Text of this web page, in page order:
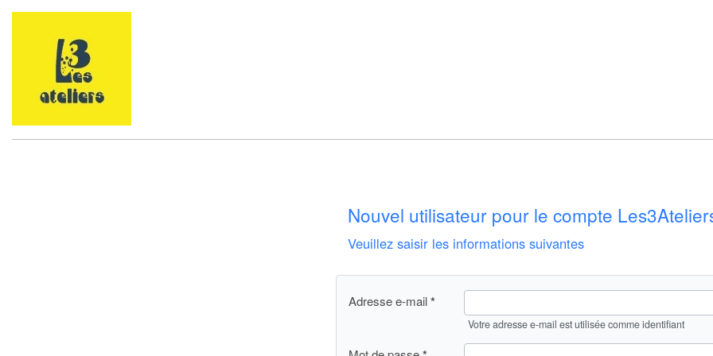
Nouvel utilisateur pour le compte
Veuillez saisir les informations suivantes
Adresse e-mail
Votre adresse e-mail est utilisée comme identifiant